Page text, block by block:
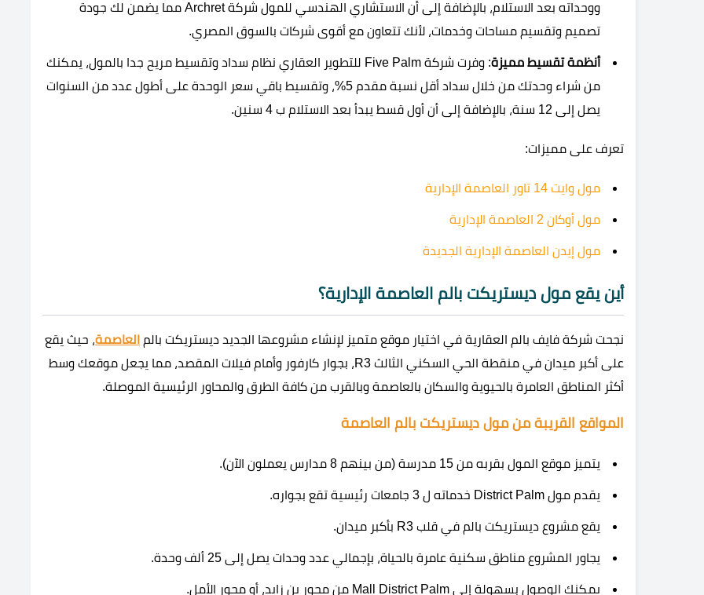
ووحداته بعد الاستلام، بالإضافة إلى أن الاستشاري الهندسي للمول شركة Archret مما يضمن لك جودة
تصميم وتقسيم مساحات وخدمات، لأنك تتعاون مع أقوى شركات بالسوق المصري.
أنظمة تقسيط مميزة
: وفرت شركة Five Palm للتطوير العقاري نظام سداد وتقسيط مريح جدا بالمول، يمكنك
من شراء وحدتك من خلال سداد أقل نسبة مقدم 5%، وتقسيط باقي سعر الوحدة على أطول عدد من السنوات
يصل إلى 12 سنة، بالإضافة إلى أن أول قسط يبدأ بعد الاستلام ب 4 سنين.
تعرف على مميزات:
مول وايت 14 تاور العاصمة الإدارية
مول أوكان 2 العاصمة الإدارية
مول إيدن العاصمة الإدارية الجديدة
أين يقع مول ديستريكت بالم العاصمة الإدارية؟
نجحت شركة فايف بالم العقارية في اختيار موقع متميز لإنشاء مشروعها الجديد ديستريكت بالم العاصمة، حيث يقع
على أكبر ميدان في منقطة الحي السكني الثالث R3، بجوار كارفور وأمام فيلات المقصد، مما يجعل موقعك وسط
أكثر المناطق العامرة بالحيوية والسكان بالعاصمة وبالقرب من كافة الطرق والمحاور الرئيسية الموصلة.
المواقع القريبة من مول ديستريكت بالم العاصمة
يتميز موقع المول بقربه من 15 مدرسة (من بينهم 8 مدارس يعملون الآن).
يقدم مول District Palm خدماته ل 3 جامعات رئيسية تقع بجواره.
يقع مشروع ديستريكت بالم في قلب R3 بأكبر ميدان.
يجاور المشروع مناطق سكنية عامرة بالحياة، بإجمالي عدد وحدات يصل إلى 25 ألف وحدة.
يمكنك الوصول بسهولة إلى Mall District Palm من محور ين زايد، أو محور الأمل.